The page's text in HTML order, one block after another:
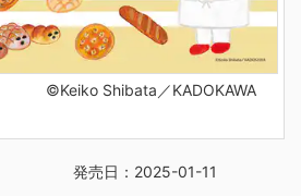
©Keiko Shibata／KADOKAWA
発売日：2025-01-11